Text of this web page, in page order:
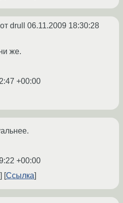
от drull 06.11.2009 18:30:28
же.
+00:00
+00:00
Ссылка